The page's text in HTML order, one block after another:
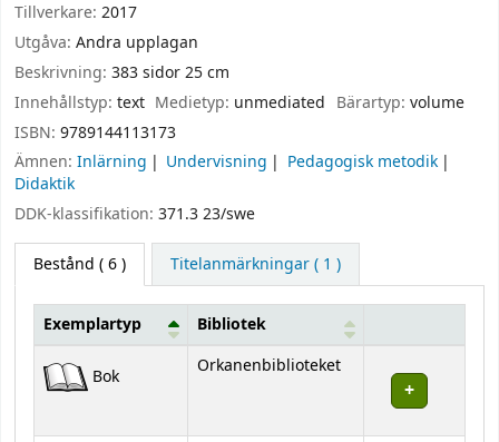
Tillverkare: 2017
Utgåva: Andra upplagan
Beskrivning: 383 sidor 25 cm
Innehållstyp: text Medietyp: unmediated Bärartyp: volume
ISBN: 9789144113173
Ämnen: Inlärning Undervisning
Pedagogisk metodik
Didaktik
DDK-klassifikation: 371.3 23/swe
Bestånd ( 6 ) Titelanmärkningar ( 1 )
Bestånd
Exemplartyp Bibliotek
Bok Orkanenbiblioteket